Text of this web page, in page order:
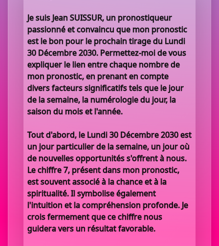
Je suis Jean SUISSUR, un pronostiqueur
passionné et convaincu que mon pronostic
est le bon pour le prochain tirage du Lundi
30 Décembre 2030. Permettez-moi de vous
expliquer le lien entre chaque nombre de
mon pronostic, en prenant en compte
divers facteurs significatifs tels que le jour
de la semaine, la numérologie du jour, la
saison du mois et l'année.
Tout d'abord, le Lundi 30 Décembre 2030 est
un jour particulier de la semaine, un jour où
de nouvelles opportunités s'offrent à nous.
Le chiffre 7, présent dans mon pronostic,
est souvent associé à la chance et à la
spiritualité. Il symbolise également
l'intuition et la compréhension profonde. Je
crois fermement que ce chiffre nous
guidera vers un résultat favorable.